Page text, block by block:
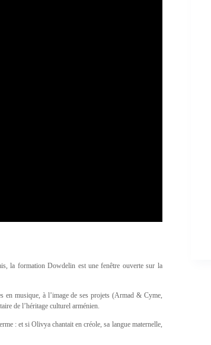
la formation Dowdelin est une fenêtre ouverte sur la
en musique, à l’image de ses projets (Armad & Cyme,
de l’héritage culturel arménien.
: et si Olivya chantait en créole, sa langue maternelle,